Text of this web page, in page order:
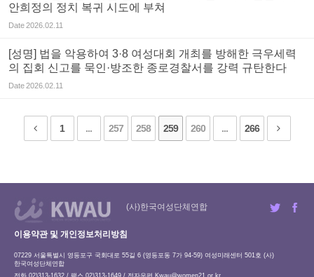
안희정의 정치 복귀 시도에 부쳐
Date2026.02.11
[성명] 법을 악용하여 3·8 여성대회 개최를 방해한 극우세력
의 집회 신고를 묵인·방조한 종로경찰서를 강력 규탄한다
Date2026.02.11
1 ... 257 258 259 260 ... 266
(사)한국여성단체연합
이용약관 및 개인정보처리방침
07229 서울특별시 영등포구 국회대로 55길 6 (영등포동 7가 94-59) 여성미래센터 501호 (사)
한국여성단체연합
전화 02)313-1632 / 팩스 02)313-1649 / 전자우편 Kwau@women21.or.kr